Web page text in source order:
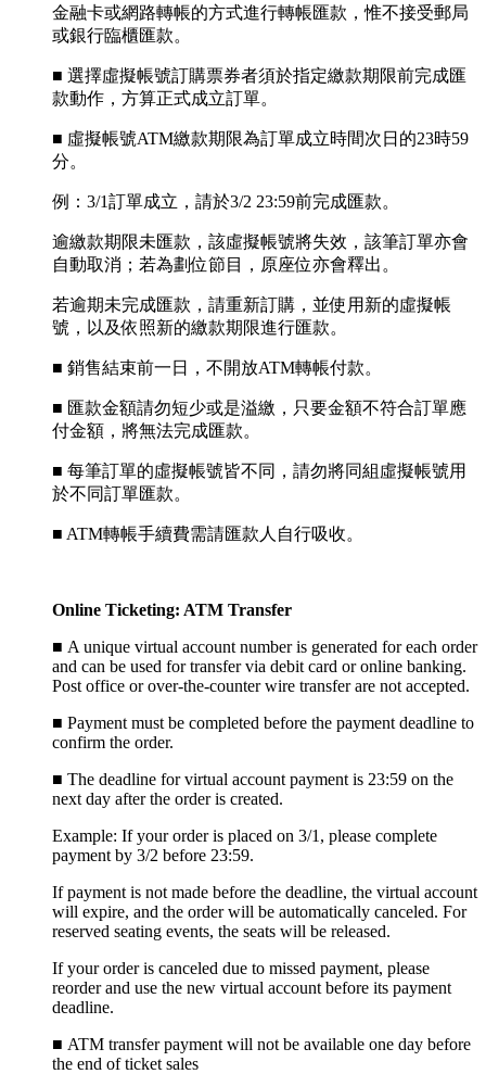
金融卡或網路轉帳的方式進行轉帳匯款，惟不接受郵局
或銀行臨櫃匯款。
■ 選擇虛擬帳號訂購票券者須於指定繳款期限前完成匯
款動作，方算正式成立訂單。
■ 虛擬帳號ATM繳款期限為訂單成立時間次日的23時59
分。
例：3/1訂單成立，請於3/2 23:59前完成匯款。
逾繳款期限未匯款，該虛擬帳號將失效，該筆訂單亦會
自動取消；若為劃位節目，原座位亦會釋出。
若逾期未完成匯款，請重新訂購，並使用新的虛擬帳
號，以及依照新的繳款期限進行匯款。
■ 銷售結束前一日，不開放ATM轉帳付款。
■ 匯款金額請勿短少或是溢繳，只要金額不符合訂單應
付金額，將無法完成匯款。
■ 每筆訂單的虛擬帳號皆不同，請勿將同組虛擬帳號用
於不同訂單匯款。
■ ATM轉帳手續費需請匯款人自行吸收。
Online Ticketing: ATM Transfer
■ A unique virtual account number is generated for each order
and can be used for transfer via debit card or online banking.
Post office or over-the-counter wire transfer are not accepted.
■ Payment must be completed before the payment deadline to
confirm the order.
■ The deadline for virtual account payment is 23:59 on the
next day after the order is created.
Example: If your order is placed on 3/1, please complete
payment by 3/2 before 23:59.
If payment is not made before the deadline, the virtual account
will expire, and the order will be automatically canceled. For
reserved seating events, the seats will be released.
If your order is canceled due to missed payment, please
reorder and use the new virtual account before its payment
deadline.
■ ATM transfer payment will not be available one day before
the end of ticket sales